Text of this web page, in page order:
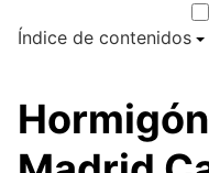
Índice de contenidos